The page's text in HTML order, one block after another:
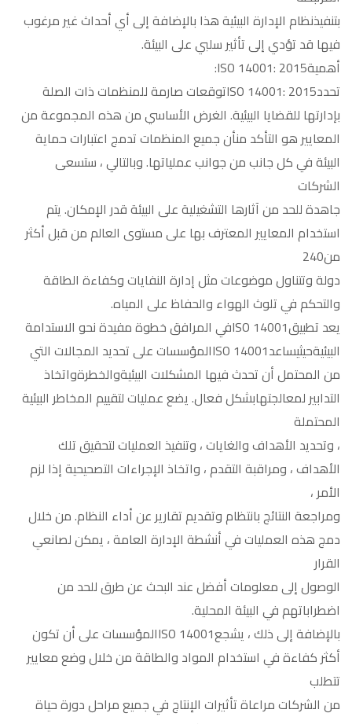
بتنفيذنظام الإدارة البيئية هذا بالإضافة إلى أي أحداث غير مرغوب
فيها قد تؤدي إلى تأثير سلبي على البيئة.
أهميةISO 14001: 2015:
تحددISO 14001: 2015توقعات صارمة للمنظمات ذات الصلة
بإدارتها للقضايا البيئية. الغرض الأساسي من هذه المجموعة من
المعايير هو التأكد منأن جميع المنظمات تدمج اعتبارات حماية
البيئة في كل جانب من جوانب عملياتها. وبالتالي ، ستسعى
الشركات
جاهدة للحد من آثارها التشغيلية على البيئة قدر الإمكان. يتم
استخدام المعايير المعترف بها على مستوى العالم من قبل أكثر
من240
دولة وتتناول موضوعات مثل إدارة النفايات وكفاءة الطاقة
والتحكم في تلوث الهواء والحفاظ على المياه.
يعد تطبيقISO 14001في المرافق خطوة مفيدة نحو الاستدامة
البيئيةحيثيساعدISO 14001المؤسسات على تحديد المجالات التي
من المحتمل أن تحدث فيها المشكلات البيئيةوالخطرةواتخاذ
التدابير لمعالجتهابشكل فعال. يضع عمليات لتقييم المخاطر البيئية
المحتملة
، وتحديد الأهداف والغايات ، وتنفيذ العمليات لتحقيق تلك
الأهداف ، ومراقبة التقدم ، واتخاذ الإجراءات التصحيحية إذا لزم
الأمر ،
ومراجعة النتائج بانتظام وتقديم تقارير عن أداء النظام. من خلال
دمج هذه العمليات في أنشطة الإدارة العامة ، يمكن لصانعي
القرار
الوصول إلى معلومات أفضل عند البحث عن طرق للحد من
اضطراباتهم في البيئة المحلية.
بالإضافة إلى ذلك ، يشجعISO 14001المؤسسات على أن تكون
أكثر كفاءة في استخدام المواد والطاقة من خلال وضع معايير
تتطلب
من الشركات مراعاة تأثيرات الإنتاج في جميع مراحل دورة حياة